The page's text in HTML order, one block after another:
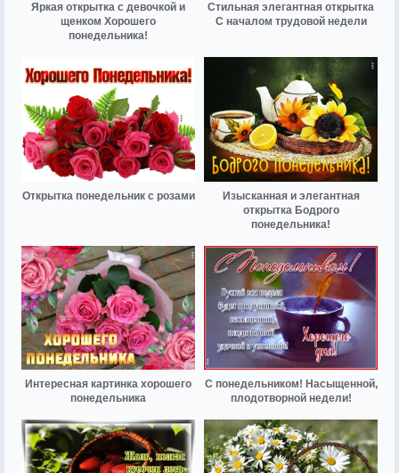
Яркая открытка с девочкой и
щенком Хорошего
понедельника!
Стильная элегантная открытка
С началом трудовой недели
Открытка понедельник с розами
Изысканная и элегантная
открытка Бодрого
понедельника!
Интересная картинка хорошего
понедельника
С понедельником! Насыщенной,
плодотворной недели!